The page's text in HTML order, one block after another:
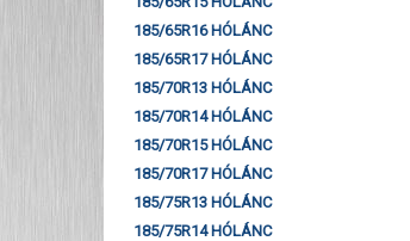
185/65R16 HÓLÁNC
185/65R17 HÓLÁNC
185/70R13 HÓLÁNC
185/70R14 HÓLÁNC
185/70R15 HÓLÁNC
185/70R17 HÓLÁNC
185/75R13 HÓLÁNC
185/75R14 HÓLÁNC